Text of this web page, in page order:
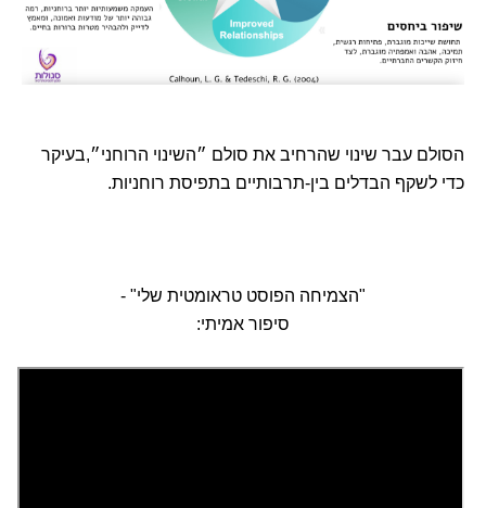
הסולם עבר שינוי שהרחיב את סולם ״השינוי הרוחני״,בעיקר
כדי לשקף הבדלים בין-תרבותיים בתפיסת רוחניות.
"הצמיחה הפוסט טראומטית שלי" -
סיפור אמיתי: